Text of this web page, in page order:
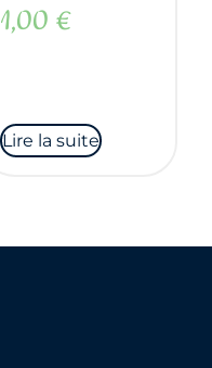
1,00 €
Lire la suite